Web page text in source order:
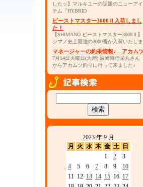
したッ】マルキユーの話題のニューアイ
テム『HYBRID
ビーストマスター3000Ⅱ入荷しまし
た！
【SHIMANO ビーストマスター3000Ⅱ】
シマノ史上最強の3000番が入荷いたしま
マネージャーの釣果情報♪ アカム
7月14日火曜日(大潮) 波崎港信栄丸さん
からアカムツ釣りに行って来ました♪
2023 年 9 月
月
火 水 木 金 土
日
1
2
3
4
5 6 7 8 9
10
11 12 13 14 15 16 17